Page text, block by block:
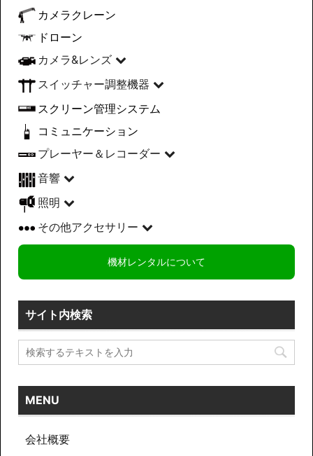
カメラクレーン
ドローン
カメラ&レンズ
スイッチャー調整機器
スクリーン管理システム
コミュニケーション
プレーヤー＆レコーダー
音響
照明
その他アクセサリー
機材レンタルについて
サイト内検索
MENU
会社概要